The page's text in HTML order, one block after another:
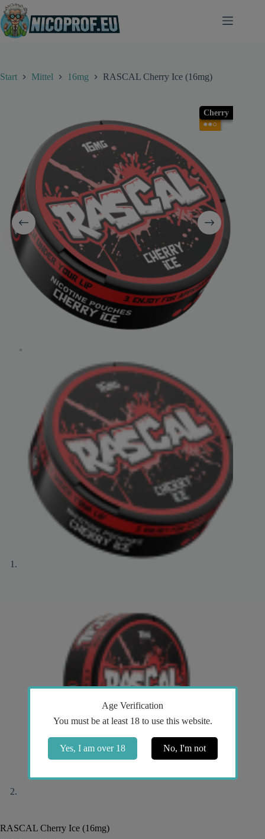
Zum
Inhalt
springen
Start Mittel 16mg RASCAL Cherry Ice (16mg)
Cherry
●●○
RASCAL Cherry Ice (16mg)
Age Verification
You must be at least 18 to use this website.
Yes, I am over 18 No, I'm not